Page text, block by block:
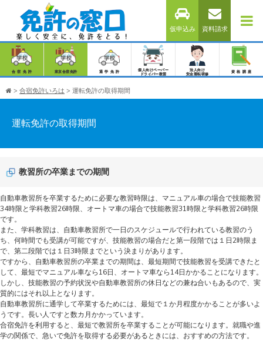
仮申込み 資料請求
合宿免許 東京合宿免許 通学免許
個人向けペーパー
ドライバー教習
法人向け
安全運転研修
資格講座
> 合宿免許いろは > 運転免許の取得期間
運転免許の取得期間
教習所の卒業までの期間
自動車教習所を卒業するために必要な教習時限は、マニュアル車の場合で技能教習
34時限と学科教習26時限、オートマ車の場合で技能教習31時限と学科教習26時限
です。
また、学科教習は、自動車教習所で一日のスケジュールで行われている教習のう
ち、何時間でも受講が可能ですが、技能教習の場合だと第一段階では１日2時限ま
で、第二段階では１日3時限までという決まりがあります。
ですから、自動車教習所の卒業までの期間は、最短期間で技能教習を受講できたと
して、最短でマニュアル車なら16日、オートマ車なら14日かかることになります。
しかし、技能教習の予約状況や自動車教習所の休日などの兼ね合いもあるので、実
質的にはそれ以上となります。
自動車教習所に通学して卒業するためには、最短で１か月程度かかることが多いよ
うです。長い人ですと数カ月かかっています。
合宿免許を利用すると、最短で教習所を卒業することが可能になります。就職や進
学の関係で、急いで免許を取得する必要があるときには、おすすめの方法です。